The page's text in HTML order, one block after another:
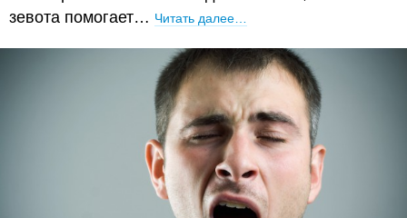
зевота помогает… Читать далее…